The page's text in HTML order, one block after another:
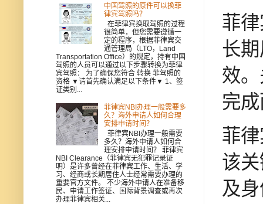
菲
长
效
完
菲
该
及
中国驾照的原件可以换菲
律宾驾照吗？
在菲律宾换取驾照的过程
很简单，但您需要遵循一
定的程序，根据菲律宾交
通管理局（LTO，Land
Transportation Office）的规定，持有中国
驾照的人员可以通过以下步骤转换为菲律
宾驾照： 为了确保您符合 转换 菲驾照的
资格 ▼请首先确认满足以下条件▼ 1、签
证类别...
菲律宾NBI办理一般需要多
久？海外申请人如何合理
安排申请时间？
菲律宾NBI办理一般需要
多久？海外申请人如何合
理安排申请时间？ 菲律宾
NBI Clearance（菲律宾无犯罪记录证
明）是许多曾经在菲律宾工作、生活、学
习、经商或长期居住人士经常需要办理的
重要官方文件。 不少海外申请人在准备移
民、申请工作签证、国际背景调查或再次
办理菲律宾相关...